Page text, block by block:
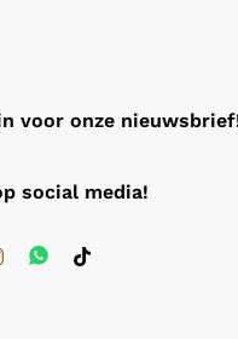
voor onze
social media!